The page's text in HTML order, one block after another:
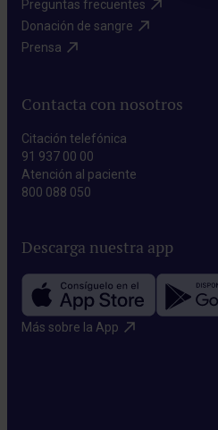
Preguntas frecuentes​
Donación de sangre​
Prensa​
Contacta con nosotros
Citación telefónica
91 937 00 00
Atención al paciente
800 088 050
Descarga nuestra app
Más sobre la App​